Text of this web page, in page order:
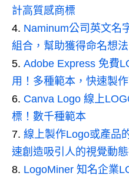
計高質感商標
Naminum公司英文名
組合，幫助獲得命名想法
Adobe Express 免費
用！多種範本，快速製作
Canva Logo 線上
標！數千種範本
線上製作Logo或產品
速創造吸引人的視覺動態
LogoMiner 知名企業